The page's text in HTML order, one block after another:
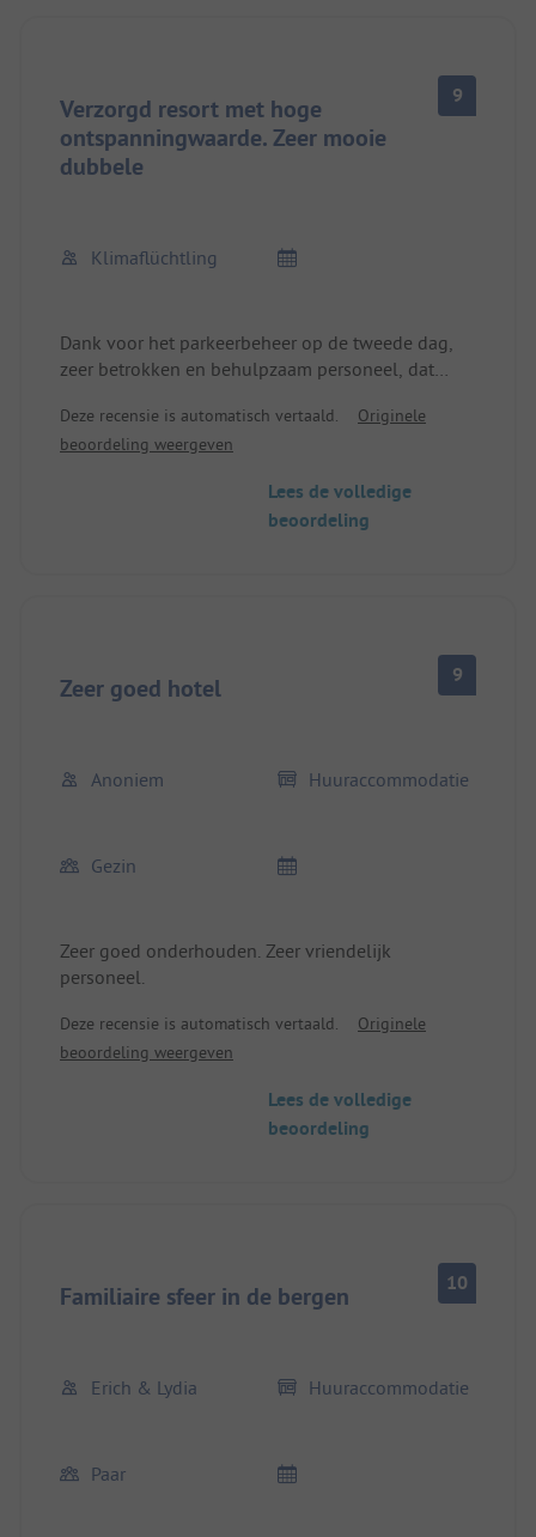
Verzorgd resort met hoge
ontspanningwaarde. Zeer mooie
dubbele
9
Klimaflüchtling
Dank voor het parkeerbeheer op de tweede dag,
zeer betrokken en behulpzaam personeel, dat
probleem deskundig oploste :)
De jonge man die op de dag van aankomst aan de
Deze recensie is automatisch vertaald.
Originele
beoordeling weergeven
Lees de volledige
beoordeling
Zeer goed hotel 9
Anoniem Huuraccommodatie
Gezin
Zeer goed onderhouden. Zeer vriendelijk
personeel.
Deze recensie is automatisch vertaald.
Originele
beoordeling weergeven
Lees de volledige
beoordeling
Familiaire sfeer in de bergen 10
Erich & Lydia Huuraccommodatie
Paar